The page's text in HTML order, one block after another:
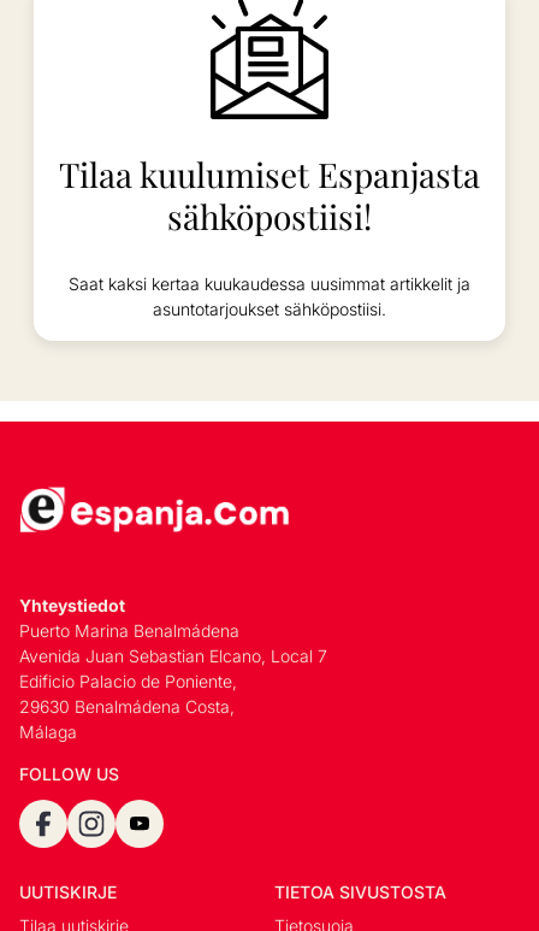
Tilaa kuulumiset Espanjasta
sähköpostiisi!
Saat kaksi kertaa kuukaudessa uusimmat artikkelit ja
asuntotarjoukset sähköpostiisi.
Yhteystiedot
Puerto Marina Benalmádena
Avenida Juan Sebastian Elcano, Local 7
Edificio Palacio de Poniente,
29630 Benalmádena Costa,
Málaga
FOLLOW US
UUTISKIRJE
Tilaa uutiskirje
TIETOA SIVUSTOSTA
Tietosuoja